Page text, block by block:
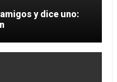
y dice uno: